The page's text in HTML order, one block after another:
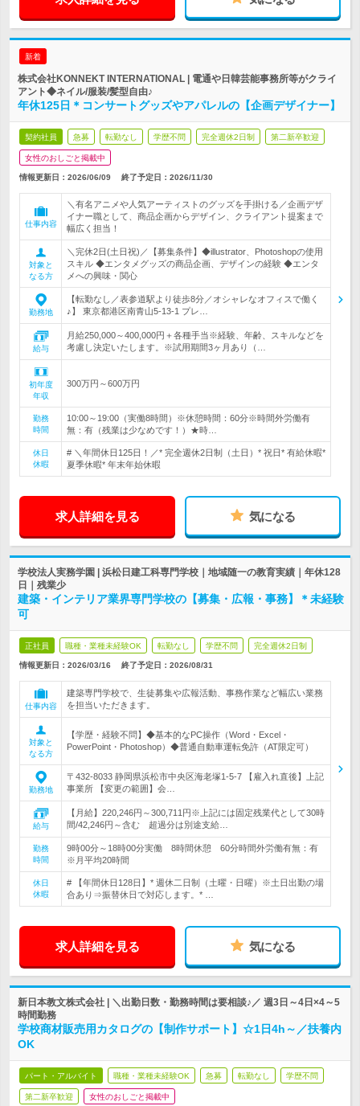
新着
株式会社KONNEKT INTERNATIONAL | 電通や日韓芸能事務所等がクライ
アント◆ネイル/服装/髪型自由♪
年休125日＊コンサートグッズやアパレルの【企画デザイナー】
契約社員 急募 転勤なし 学歴不問 完全週休2日制 第二新卒歓迎
女性のおしごと掲載中
情報更新日：2026/06/09 終了予定日： 2026/11/30
仕事内容
＼有名アニメや人気アーティストのグッズを手掛ける／企画デザ
イナー職として、商品企画からデザイン、クライアント提案まで
幅広く担当！
対象と
なる方
＼完休2日(土日祝)／【募集条件】◆illustrator、Photoshopの使用
スキル ◆エンタメグッズの商品企画、デザインの経験 ◆エンタ
メへの興味・関心
勤務地
【転勤なし／表参道駅より徒歩8分／オシャレなオフィスで働く
♪】 東京都港区南青山5-13-1 プレ…
給与
月給250,000～400,000円＋各種手当※経験、年齢、スキルなどを
考慮し決定いたします。※試用期間3ヶ月あり（…
初年度
年収
300万円～600万円
勤務
時間
10:00～19:00（実働8時間）※休憩時間：60分※時間外労働有
無：有（残業は少なめです！）★時…
休日
休暇
# ＼年間休日125日！／* 完全週休2日制（土日）* 祝日* 有給休暇*
夏季休暇* 年末年始休暇
求人詳細を見る 気になる
学校法人実務学園 | 浜松日建工科専門学校｜地域随一の教育実績｜年休128
日｜残業少
建築・インテリア業界専門学校の【募集・広報・事務】＊未経験
可
正社員 職種・業種未経験OK 転勤なし 学歴不問 完全週休2日制
情報更新日：2026/03/16 終了予定日： 2026/08/31
仕事内容
建築専門学校で、生徒募集や広報活動、事務作業など幅広い業務
を担当いただきます。
対象と
なる方
【学歴・経験不問】◆基本的なPC操作（Word・Excel・
PowerPoint・Photoshop）◆普通自動車運転免許（AT限定可）
勤務地
〒432-8033 静岡県浜松市中央区海老塚1-5-7 【雇入れ直後】上記
事業所 【変更の範囲】会…
給与
【月給】220,246円～300,711円※上記には固定残業代として30時
間/42,246円～含む 超過分は別途支給…
勤務
時間
9時00分～18時00分実働 8時間休憩 60分時間外労働有無：有
※月平均20時間
休日
休暇
# 【年間休日128日】* 週休二日制（土曜・日曜）※土日出勤の場
合あり⇒振替休日で対応します。* …
求人詳細を見る 気になる
新日本教文株式会社 | ＼出勤日数・勤務時間は要相談♪／ 週3日～4日×4～5
時間勤務
学校商材販売用カタログの【制作サポート】☆1日4h～／扶養内
OK
パート・アルバイト 職種・業種未経験OK 急募 転勤なし 学歴不問
第二新卒歓迎 女性のおしごと掲載中